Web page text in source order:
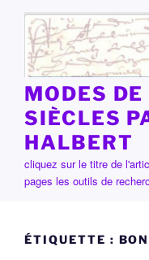
contenu
principal
MODES
SIÈCLES
HALBERT
cliquez sur le titre de
pages les outils de
ÉTIQUETTE :